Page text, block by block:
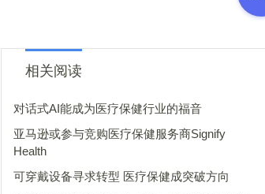
相关阅读
对话式AI能成为医疗保健行业的福音
亚马逊或参与竞购医疗保健服务商Signify
Health
可穿戴设备寻求转型 医疗保健成突破方向